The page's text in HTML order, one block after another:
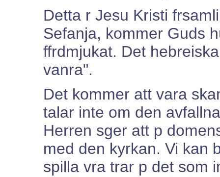
Detta r Jesu Kristi
Sefanja, kommer Guds
ffrdmjukat. Det
vanra".
Det kommer att vara
talar inte om den
Herren sger att p
med den kyrkan. Vi kan
spilla vra trar p det som